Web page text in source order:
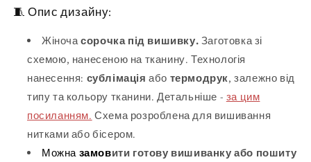
🧵 Опис дизайну:
Жіночасорочка під вишивку. Заготовка зі
схемою, нанесеною на тканину. Технологія
нанесення: сублімація або термодрук, залежно від
типу та кольору тканини. Детальніше - за цим
посиланням. Схема розроблена для вишивання
нитками або бісером.
Можна замовити готову вишиванку або пошиту